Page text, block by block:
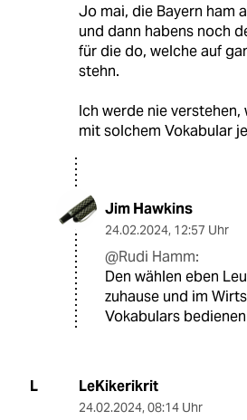
Jo mai, die Bayern ham
und dann habens noch
für die do, welche auf
stehn.
Ich werde nie verstehen,
mit solchem Vokabular
Jim Hawkins
24.02.2024, 12:57 Uhr
@Rudi Hamm:
Den wählen eben
zuhause und im
Vokabulars
L LeKikerikrit
24.02.2024, 08:14 Uhr